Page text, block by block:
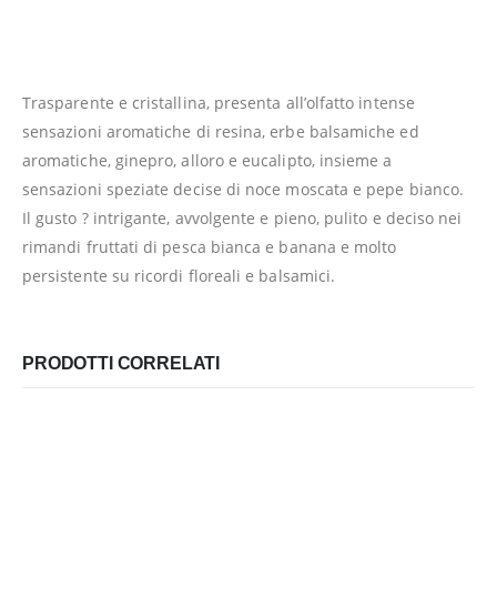
Trasparente e cristallina, presenta all’olfatto intense
sensazioni aromatiche di resina, erbe balsamiche ed
aromatiche, ginepro, alloro e eucalipto, insieme a
sensazioni speziate decise di noce moscata e pepe bianco.
Il gusto ? intrigante, avvolgente e pieno, pulito e deciso nei
rimandi fruttati di pesca bianca e banana e molto
persistente su ricordi floreali e balsamici.
PRODOTTI CORRELATI